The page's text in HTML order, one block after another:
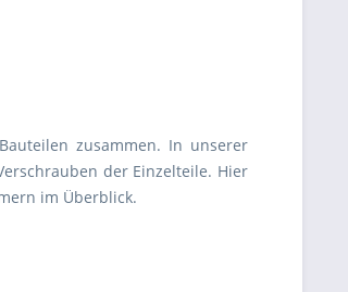
zusammen. In unserer
der Einzelteile. Hier
im Überblick.